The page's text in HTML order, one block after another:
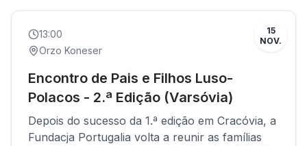
15
NOV.
13:00
Orzo Koneser
Encontro de Pais e Filhos Luso-
Polacos - 2.ª Edição (Varsóvia)
Depois do sucesso da 1.ª edição em Cracóvia, a
Fundacja Portugalia volta a reunir as famílias